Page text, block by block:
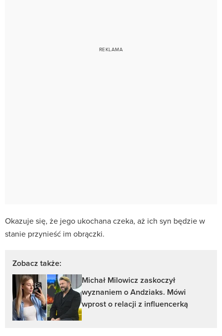
Okazuje się, że jego ukochana czeka, aż ich syn będzie w
stanie przynieść im obrączki.
Zobacz także:
Michał Milowicz zaskoczył
wyznaniem o Andziaks. Mówi
wprost o relacji z influencerką